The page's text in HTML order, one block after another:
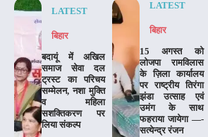
LATEST
बिहार
बदायूं में अखिल
समाज सेवा दल
ट्रस्ट का परिचय
सम्मेलन, नशा मुक्ति
व महिला
सशक्तिकरण पर
लिया संकल्प
LATEST
बिहार
15 अगस्त को
लोजपा रामविलास
के ज़िला कार्यालय
पर राष्ट्रीय तिरंगा
झंडा उत्साह एवं
उमंग के साथ
फहराया जायेगा —-
सत्येन्द्र रंजन